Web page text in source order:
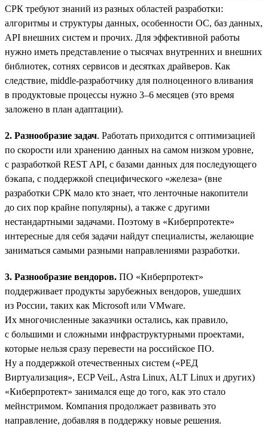
СРК требуют знаний из разных областей разработки:
алгоритмы и структуры данных, особенности ОС, баз данных,
API внешних систем и прочих. Для эффективной работы
нужно иметь представление о тысячах внутренних и внешних
библиотек, сотнях сервисов и десятках драйверов. Как
следствие, middle-разработчику для полноценного вливания
в продуктовые процессы нужно 3–6 месяцев (это время
заложено в план адаптации).
2. Разнообразие задач. Работать приходится с оптимизацией
по скорости или хранению данных на самом низком уровне,
с разработкой REST API, с базами данных для последующего
бэкапа, с поддержкой специфического «железа» (вне
разработки СРК мало кто знает, что ленточные накопители
до сих пор крайне популярны), а также с другими
нестандартными задачами. Поэтому в «Киберпротекте»
интересные для себя задачи найдут специалисты, желающие
заниматься самыми разными направлениями разработки.
3. Разнообразие вендоров. ПО «Киберпротект»
поддерживает продукты зарубежных вендоров, ушедших
из России, таких как Microsoft или VMware.
Их многочисленные заказчики остались, как правило,
с большими и сложными инфраструктурными проектами,
которые нельзя сразу перевести на российское ПО.
Ну а поддержкой отечественных систем («РЕД
Виртуализация», ECP VeiL, Astra Linux, ALT Linux и других)
«Киберпротект» занимался еще до того, как это стало
мейнстримом. Компания продолжает развивать это
направление, добавляя в поддержку новые решения.